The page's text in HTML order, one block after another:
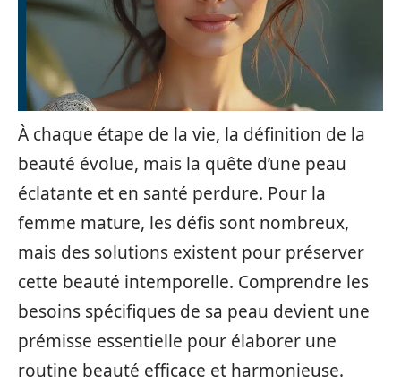
À chaque étape de la vie, la définition de la
beauté évolue, mais la quête d’une peau
éclatante et en santé perdure. Pour la
femme mature, les défis sont nombreux,
mais des solutions existent pour préserver
cette beauté intemporelle. Comprendre les
besoins spécifiques de sa peau devient une
prémisse essentielle pour élaborer une
routine beauté efficace et harmonieuse.